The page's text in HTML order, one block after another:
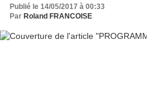
Publié le 14/05/2017 à 00:33
Par Roland FRANCOISE